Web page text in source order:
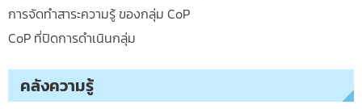
การจัดทำสาระความรู้ ของกลุ่ม CoP
CoP ที่ปิดการดำเนินกลุ่ม
คลังความรู้